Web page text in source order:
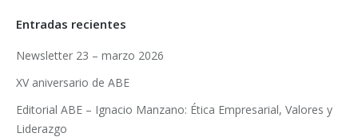
Entradas recientes
Newsletter 23 – marzo 2026
XV aniversario de ABE
Editorial ABE – Ignacio Manzano: Ética Empresarial, Valores y
Liderazgo